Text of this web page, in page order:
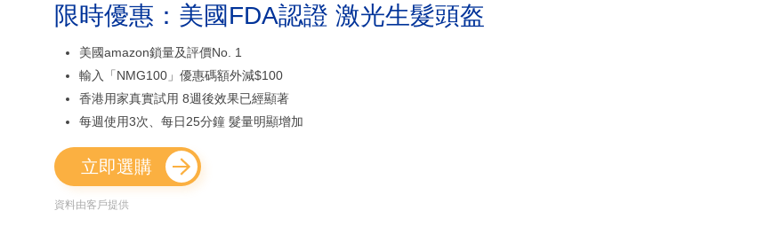
限時優惠：美國FDA認證 激光生髮頭盔
美國amazon鎖量及評價No. 1
輸入「NMG100」優惠碼額外減$100
香港用家真實試用 8週後效果已經顯著
每週使用3次、每日25分鐘 髮量明顯增加
立即選購
資料由客戶提供